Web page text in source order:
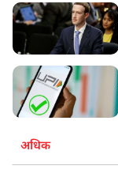
अधिक